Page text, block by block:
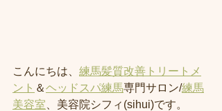
こんにちは、 練馬髪質改善トリートメ
ント ＆ヘッドスパ練馬専門サロン/練馬
美容室 、美容院シフィ(sihui)です。